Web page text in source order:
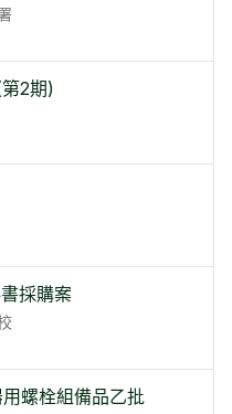
2期)
採購案
螺栓組備品乙批